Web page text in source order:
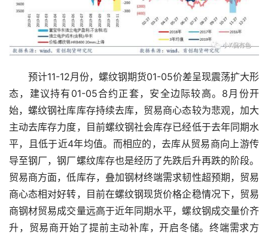
预计11-12月份，螺纹钢期货01-05价差呈现震荡扩大形
态，建议持有01-05合约正套，安全边际较高。8月份开
始，螺纹钢社库库存持续去库，贸易商心态较为悲观，加大
主动去库存力度，目前螺纹钢社会库存已经低于去年同期水
平，且低于近4年均值。而相应的，去库从贸易商向上游传
导至钢厂，钢厂螺纹库存也是经历了先跌后升再跌的阶段。
贸易商方面，低库存，叠加钢材终端需求韧性超预期，贸易
商心态相对好转，目前在螺纹钢现货价格企稳情况下，贸易
商钢材贸易成交量远高于近年同期水平，螺纹钢成交量价齐
升，贸易商开始了提前主动补库，开启冬储。终端需求方